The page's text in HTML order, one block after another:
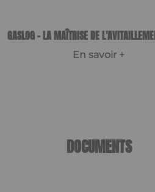
GASLOG - LA MAÎTRISE DE
En savoir +
DOCUMENTS